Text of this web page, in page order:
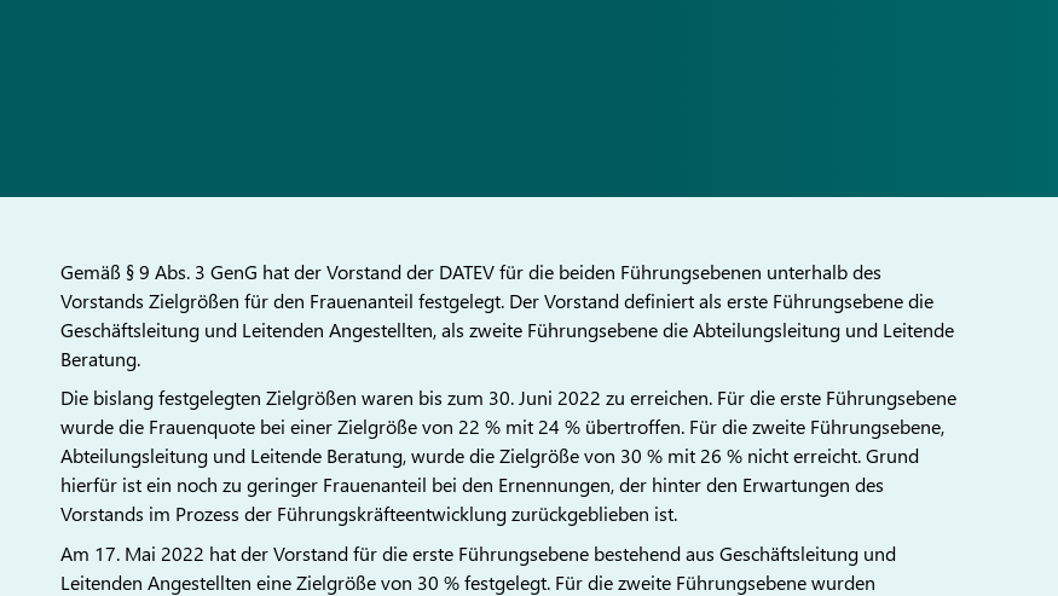
Gemäß § 9 Abs. 3 GenG hat der Vorstand der DATEV für die beiden Führungsebenen unterhalb des
Vorstands Zielgrößen für den Frauenanteil festgelegt. Der Vorstand definiert als erste Führungsebene die
Geschäftsleitung und Leitenden Angestellten, als zweite Führungsebene die Abteilungsleitung und Leitende
Beratung.
Die bislang festgelegten Zielgrößen waren bis zum 30. Juni 2022 zu erreichen. Für die erste Führungsebene
wurde die Frauenquote bei einer Zielgröße von 22 % mit 24 % übertroffen. Für die zweite Führungsebene,
Abteilungsleitung und Leitende Beratung, wurde die Zielgröße von 30 % mit 26 % nicht erreicht. Grund
hierfür ist ein noch zu geringer Frauenanteil bei den Ernennungen, der hinter den Erwartungen des
Vorstands im Prozess der Führungskräfteentwicklung zurückgeblieben ist.
Am 17. Mai 2022 hat der Vorstand für die erste Führungsebene bestehend aus Geschäftsleitung und
Leitenden Angestellten eine Zielgröße von 30 % festgelegt. Für die zweite Führungsebene wurden